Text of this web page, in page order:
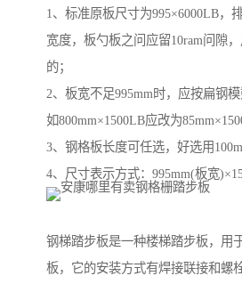
1、标准原板尺寸为995×6000LB，
宽度，板勺板之问应留10ram问隙
的；
2、板宽不足995mm时，应按扁钢模
如800mm×1500LB应改为
3、钢格板长度可任选，好选用
4、尺寸表示方式：995mm(板宽
钢梯踏步板是一种楼梯踏步板，用
板，它的安装方式有焊接联接和螺